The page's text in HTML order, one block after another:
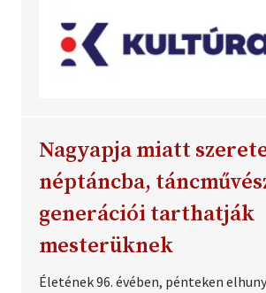
Nagyapja miatt
néptáncba,
generációi tarthatják
mesterüknek
Életének 96. évében, pénteken